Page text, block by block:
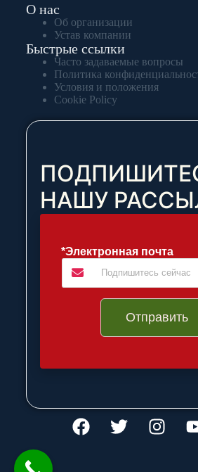
О нас
Об организации
Устав компании
Быстрые ссылки
Часто задаваемые вопросы
Политика
Условия и положения
Cookie Policy
НАШУ
*Электронная почта
Отправить